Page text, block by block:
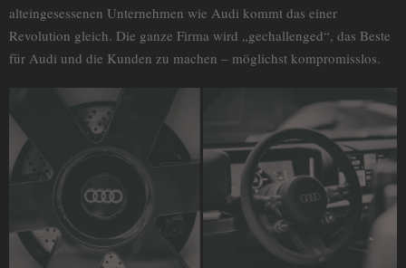
alteingesessenen Unternehmen wie Audi kommt das einer
Revolution gleich. Die ganze Firma wird „gechallenged“, das Beste
für Audi und die Kunden zu machen – möglichst kompromisslos.